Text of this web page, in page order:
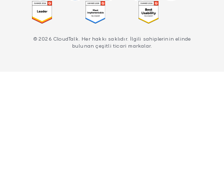
© 2026 CloudTalk. Her hakkı saklıdır. İlgili sahiplerinin elinde
bulunan çeşitli ticari markalar.